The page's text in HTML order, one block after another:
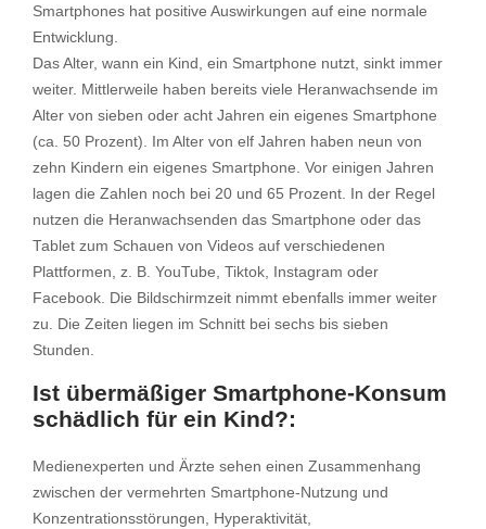
Smartphones hat positive Auswirkungen auf eine normale
Entwicklung.
Das Alter, wann ein Kind, ein Smartphone nutzt, sinkt immer
weiter. Mittlerweile haben bereits viele Heranwachsende im
Alter von sieben oder acht Jahren ein eigenes Smartphone
(ca. 50 Prozent). Im Alter von elf Jahren haben neun von
zehn Kindern ein eigenes Smartphone. Vor einigen Jahren
lagen die Zahlen noch bei 20 und 65 Prozent. In der Regel
nutzen die Heranwachsenden das Smartphone oder das
Tablet zum Schauen von Videos auf verschiedenen
Plattformen, z. B. YouTube, Tiktok, Instagram oder
Facebook. Die Bildschirmzeit nimmt ebenfalls immer weiter
zu. Die Zeiten liegen im Schnitt bei sechs bis sieben
Stunden.
Ist übermäßiger Smartphone-Konsum
schädlich für ein Kind?:
Medienexperten und Ärzte sehen einen Zusammenhang
zwischen der vermehrten Smartphone-Nutzung und
Konzentrationsstörungen, Hyperaktivität,